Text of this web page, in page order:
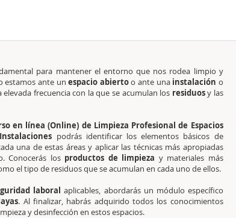
para mantener el entorno que nos rodea limpio y
estamos ante unespacio abiertoo ante una instalación o
frecuencia con la que se acumulan los residuosy las
en línea (Online) de Limpieza Profesional de Espacios
podrás identificar los elementos básicos de
una de estas áreas y aplicar las técnicas más apropiadas
Conocerás los productos de limpieza y materiales más
el tipo de residuos que se acumulan en cada uno de ellos.
laboralaplicables, abordarás un módulo específico
. Al finalizar, habrás adquirido todos los conocimientos
y desinfección en estos espacios.